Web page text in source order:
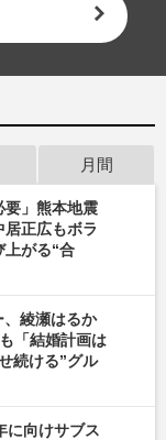
月間
要」熊本地震
正広もボラ
上がる“合
綾瀬はるか
「結婚計画は
続ける”グル
に向けサブス